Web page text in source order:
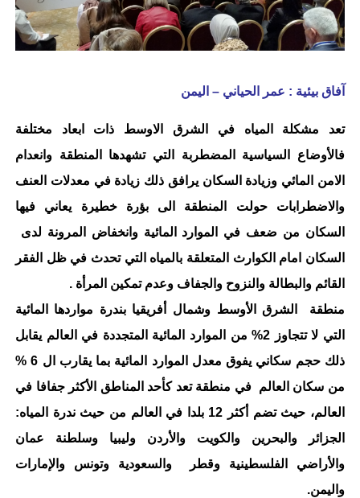
آفاق بيئية : عمر الحياني – اليمن
تعد مشكلة المياه في الشرق الاوسط ذات ابعاد مختلفة
فالأوضاع السياسية المضطربة التي تشهدها المنطقة وانعدام
الامن المائي وزيادة السكان يرافق ذلك زيادة في معدلات العنف
والاضطرابات حولت المنطقة الى بؤرة خطيرة يعاني فيها
السكان من ضعف في الموارد المائية وانخفاض المرونة لدى
السكان امام الكوارث المتعلقة بالمياه التي تحدث في ظل الفقر
القائم والبطالة والنزوح والجفاف وعدم تمكين المرأة .
منطقة الشرق الأوسط وشمال أفريقيا بندرة مواردها المائية
التي لا تتجاوز 2% من الموارد المائية المتجددة في العالم يقابل
ذلك حجم سكاني يفوق معدل الموارد المائية بما يقارب ال 6 %
من سكان العالم في منطقة تعد كأحد المناطق الأكثر جفافا في
العالم، حيث تضم أكثر 12 بلدا في العالم من حيث ندرة المياه:
الجزائر والبحرين والكويت والأردن وليبيا وسلطنة عمان
والأراضي الفلسطينية وقطر والسعودية وتونس والإمارات
واليمن.